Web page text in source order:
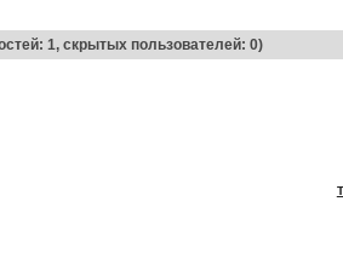
1, скрытых пользователей: 0)